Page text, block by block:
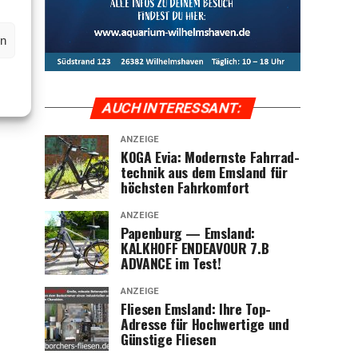
AUCH INTER­ES­SANT:
ANZEIGE
KOGA Evia: Moderns­te Fahr­rad­
tech­nik aus dem Ems­land für
höchs­ten Fahrkomfort
ANZEIGE
Papen­burg — Ems­land:
KALKHOFF ENDEAVOUR 7.B
ADVANCE im Test!
ANZEIGE
Flie­sen Ems­land: Ihre Top-
Adres­se für Hoch­wer­ti­ge und
Güns­ti­ge Fliesen